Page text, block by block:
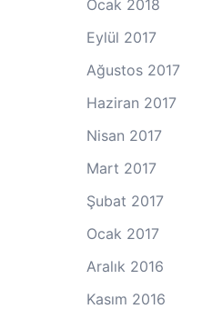
Ocak 2018
Eylül 2017
Ağustos 2017
Haziran 2017
Nisan 2017
Mart 2017
Şubat 2017
Ocak 2017
Aralık 2016
Kasım 2016